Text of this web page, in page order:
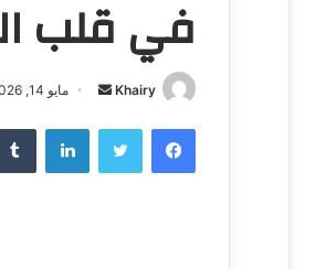
في قلب
Khairy
أ
ل
مايو 14, 2026
فيسبوك تويتر لينكدإن